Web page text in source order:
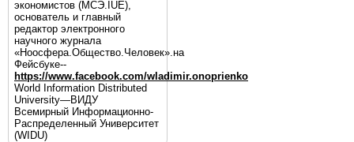
экономистов (МСЭ.IUE),
основатель и главный
редактор электронного
научного журнала
«Ноосфера.Общество.Человек».на
Фейсбуке--
https://www.facebook.com/wladimir.onoprienko
World Information Distributed
University—ВИДУ
Всемирный Информационно-
Распределенный Университет
(WIDU)